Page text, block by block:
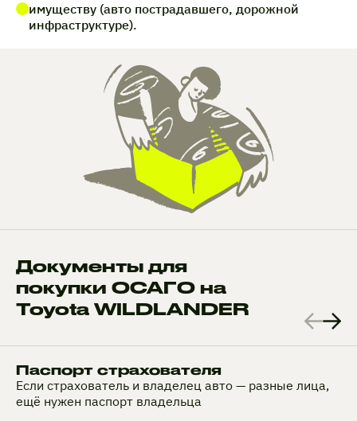
имуществу (авто пострадавшего, дорожной
инфраструктуре).
Документы для
покупки ОСАГО на
Toyota WILDLANDER
Паспорт страхователя
Если страхователь и владелец авто — разные лица,
ещё нужен паспорт владельца